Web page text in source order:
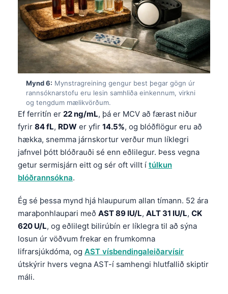
Mynd 6: Mynstragreining gengur best þegar gögn úr
rannsóknarstofu eru lesin samhliða einkennum, virkni
og tengdum mælikvörðum.
Ef ferritín er 22 ng/mL, þá er MCV að færast niður
fyrir 84 fL, RDW er yfir 14.5%, og blóðflögur eru að
hækka, snemma járnskortur verður mun líklegri
jafnvel þótt blóðrauði sé enn eðlilegur. Þess vegna
getur sermisjárn eitt og sér oft villt í túlkun
blóðrannsókna.
Ég sé þessa mynd hjá hlaupurum allan tímann. 52 ára
maraþonhlaupari með AST 89 IU/L, ALT 31 IU/L, CK
620 U/L, og eðlilegt bilirúbín er líklegra til að sýna
losun úr vöðvum frekar en frumkomna
lifrarsjúkdóma, og AST vísbendingaleiðarvísir
útskýrir hvers vegna AST-í samhengi hlutfallið skiptir
máli.
Македонски јазик
Euskara
Gàidhlig
Occitan
Afrikaans
Монгол
ພາສາລາວ
Basa Jawa
Cebuano
ئۇيغۇرچە
Кыргызча
Татар теле
Беларуская мова
Esperanto
Frysk